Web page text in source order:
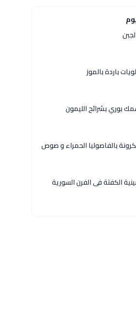
باردة بالموز
بوري بشرائح الليمون
بالفاصوليا الحمراء و صوص
الكفتة فى الفرن السورية